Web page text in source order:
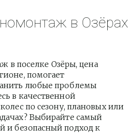
в Озёрах
в поселке Озёры, цена
помогает
любые проблемы
в качественной
по сезону, плановых или
Выбирайте самый
безопасный подход к